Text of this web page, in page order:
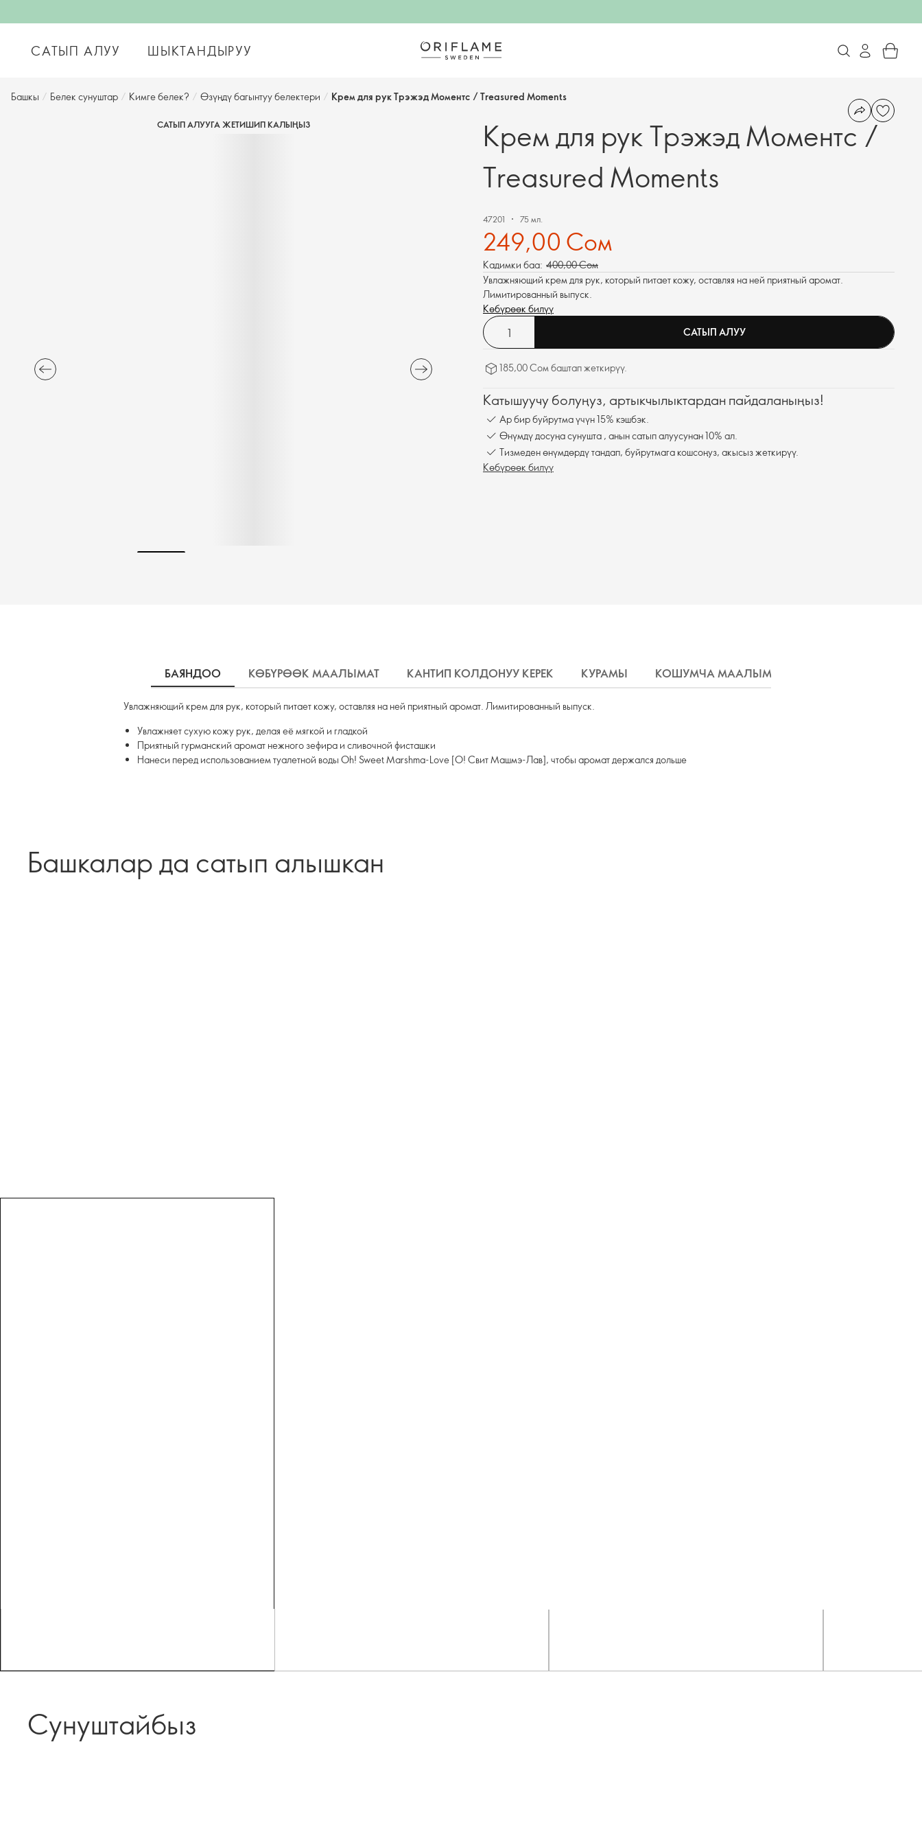
САТЫП АЛУУ ШЫКТАНДЫРУУ
Башкы / Белек сунуштар / Кимге белек? / Өзүңдү багынтуу белектери / Крем для рук Трэжэд Моментс / Treasured Moments
САТЫП АЛУУГА ЖЕТИШИП КАЛЫҢЫЗ
Крем для рук Трэжэд Моментс /
Treasured Moments
47201 75 мл.
249,00 Сом
Кадимки баа: 400,00 Сом
Увлажняющий крем для рук, который питает кожу, оставляя на ней приятный аромат.
Лимитированный выпуск.
Көбүрөөк билүү
САТЫП АЛУУ
185,00 Сом баштап жеткирүү.
Катышуучу болуңуз, артыкчылыктардан пайдаланыңыз!
Ар бир буйрутма үчүн 15% кэшбэк.
Өнүмдү досуңа сунушта , анын сатып алуусунан 10% ал.
Тизмеден өнүмдөрдү тандап, буйрутмага кошсоңуз, акысыз жеткирүү.
Көбүрөөк билүү
БАЯНДОО КӨБҮРӨӨК МААЛЫМАТ КАНТИП КОЛДОНУУ КЕРЕК КУРАМЫ КОШУМЧА МААЛЫМАТ
Увлажняющий крем для рук, который питает кожу, оставляя на ней приятный аромат. Лимитированный выпуск.
Увлажняет сухую кожу рук, делая её мягкой и гладкой
Приятный гурманский аромат нежного зефира и сливочной фисташки
Нанеси перед использованием туалетной воды Oh! Sweet Marshma-Love [О! Свит Машмэ-Лав], чтобы аромат держался дольше
Башкалар да сатып алышкан
Сунуштайбыз